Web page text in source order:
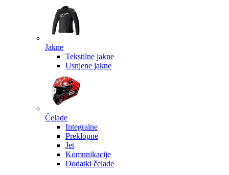
Jakne
Tekstilne jakne
Usnjene jakne
Čelade
Integralne
Preklopne
Jet
Komunikacije
Dodatki čelade